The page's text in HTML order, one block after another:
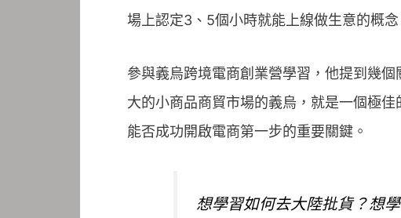
場上認定3、5個小時就能上線做生意的概念
參與義烏跨境電商創業營學習，他提到幾
大的小商品商貿市場的義烏，就是一個極
能否成功開啟電商第一步的重要關鍵。
想學習如何去大陸批貨？想